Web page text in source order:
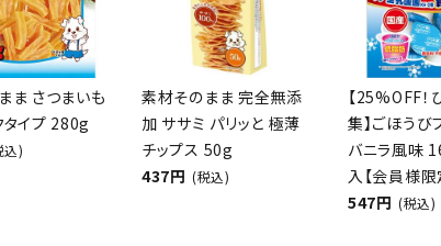
ま さつまいも
タイプ 280g
込)
素材そのまま 完全無添
加 ササミ パリッと 極薄
チップス 50g
437円 (税込)
【25%OFF！
集】ごほうび
バニラ風味
入【会員様限
547円 (税込)